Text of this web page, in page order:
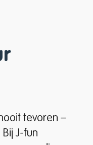
tevoren –
J-fun